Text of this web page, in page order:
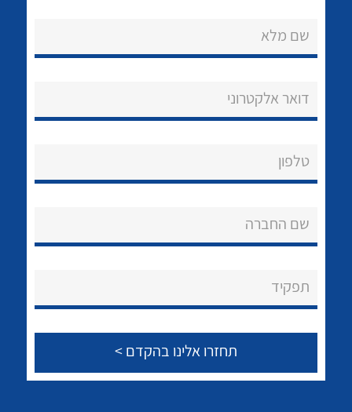
שירותי תמיכה
About Ateka Ltd.
צור קשר
לכל מוצרי היצרן לכל מוצרי היצרן
לכל מוצרי היצרן לכל מוצרי היצרן
שם מלא
דואר אלקטרוני
טלפון
שם החברה
תפקיד